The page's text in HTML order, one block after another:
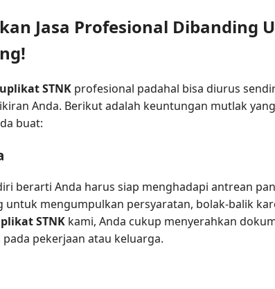
Jasa Profesional Dibanding
STNK profesional padahal bisa diurus
Anda. Berikut adalah keuntungan mutlak
buat:
berarti Anda harus siap menghadapi antrean
mengumpulkan persyaratan, bolak-balik
STNK kami, Anda cukup menyerahkan
pekerjaan atau keluarga.